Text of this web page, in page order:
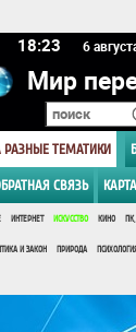
18 23 6
Мир
РАЗНЫЕ ТЕМАТИКИ
СВЯЗЬ
ИНТЕРНЕТ ИСКУССТВО КИНО
И ЗАКОН ПРИРОДА ПСИХОЛОГИЯ